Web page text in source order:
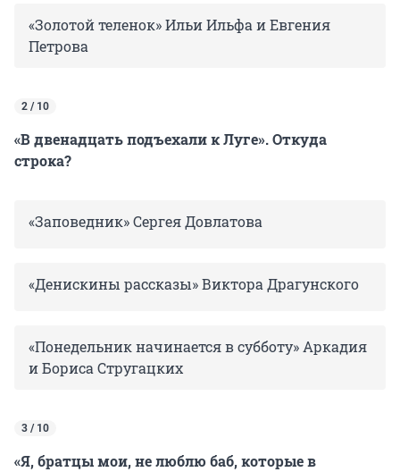
«Золотой теленок» Ильи Ильфа и Евгения
Петрова
2 / 10
«В двенадцать подъехали к Луге». Откуда
строка?
«Заповедник» Сергея Довлатова
«Денискины рассказы» Виктора Драгунского
«Понедельник начинается в субботу» Аркадия
и Бориса Стругацких
3 / 10
«Я, братцы мои, не люблю баб, которые в